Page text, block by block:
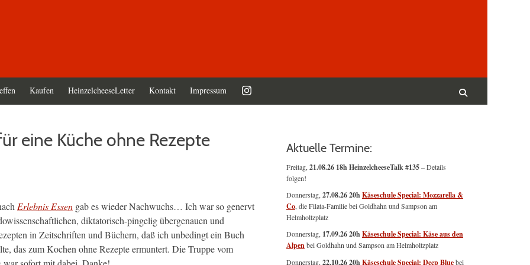
Kaufen HeinzelcheeseLetter Kontakt Impressum
eine Küche ohne Rezepte
Erlebnis Essen gab es wieder Nachwuchs… Ich war so genervt
diktatorisch-pingelig übergenauen und
in Zeitschriften und Büchern, daß ich unbedingt ein Buch
das zum Kochen ohne Rezepte ermuntert. Die Truppe vom
Aktuelle Termine:
Freitag, 21.08.26 18h HeinzelcheeseTalk #135– Details
folgen!
Donnerstag, 27.08.26 20hKäseschule Special: Mozzarella &
Co , die Filata-Familie bei Goldhahn und Sampson am
Helmholtzplatz
Donnerstag, 17.09.26 20hKäseschule Special: Käse aus den
Alpenbei Goldhahn und Sampson am Helmholtzplatz
Donnerstag, 22.10.26 20hKäseschule Special: Deep Bluebei